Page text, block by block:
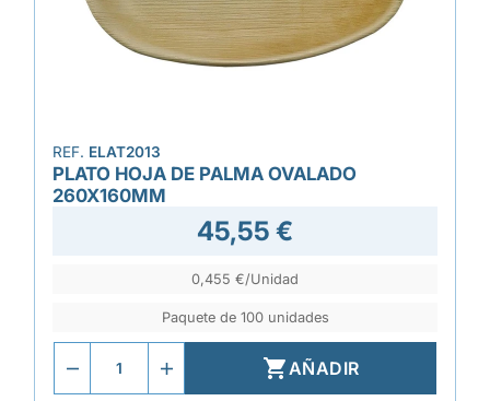
REF. ELAT2013
PLATO HOJA DE PALMA OVALADO
260X160MM
45,55 €
0,455 €/Unidad
Paquete de 100 unidades
AÑADIR